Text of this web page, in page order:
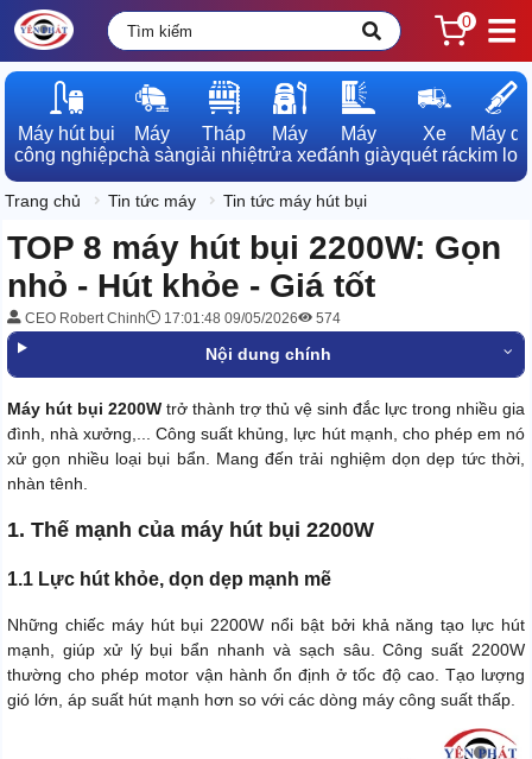
0
Máy hút bụi
công nghiệp
Máy
chà sàn
Tháp
giải nhiệt
Máy
rửa xe
Máy
đánh giày
Xe
quét rác
Máy dò
kim loại
Trang chủ Tin tức máy Tin tức máy hút bụi
TOP 8 máy hút bụi 2200W: Gọn
nhỏ - Hút khỏe - Giá tốt
CEO Robert Chinh 17:01:48 09/05/2026 574
Nội dung chính
Máy hút bụi 2200W trở thành trợ thủ vệ sinh đắc lực trong nhiều gia
đình, nhà xưởng,... Công suất khủng, lực hút mạnh, cho phép em nó
xử gọn nhiều loại bụi bẩn. Mang đến trải nghiệm dọn dẹp tức thời,
nhàn tênh.
1. Thế mạnh của máy hút bụi 2200W
1.1 Lực hút khỏe, dọn dẹp mạnh mẽ
Những chiếc máy hút bụi 2200W nổi bật bởi khả năng tạo lực hút
mạnh, giúp xử lý bụi bẩn nhanh và sạch sâu. Công suất 2200W
thường cho phép motor vận hành ổn định ở tốc độ cao. Tạo lượng
gió lớn, áp suất hút mạnh hơn so với các dòng máy công suất thấp.